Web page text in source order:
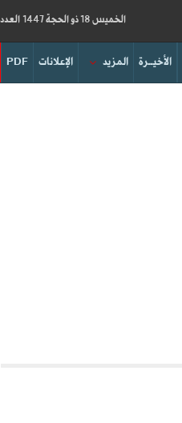
الخميس 18 ذو الحجة 1447 العدد 19280
PDF الإعلانات المزيد الأخيــرة